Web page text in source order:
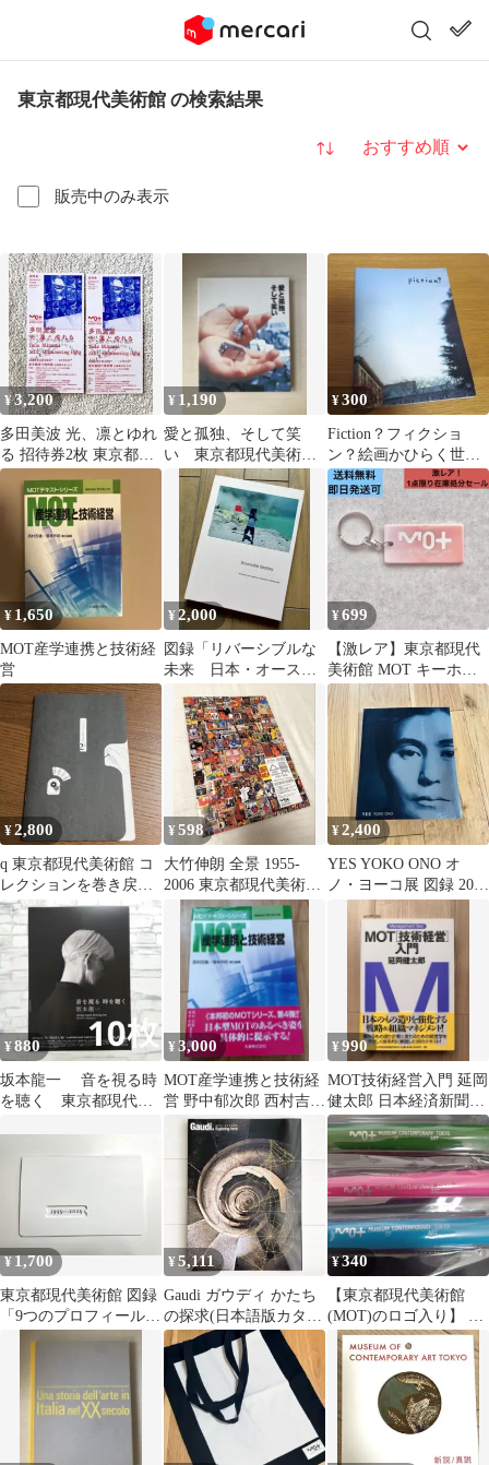
東京都現代美術館 の検索結果
販売中のみ表示
並び替え
¥3,200
多田美波 光、凛とゆれ
る 招待券2枚 東京都現
代美術館 彫刻
¥ 1,190
愛と孤独、そして笑
い 東京都現代美術
館 図録 2005年
¥300
Fiction？フィクショ
ン？絵画かひらく世
界 東京都現代美術館
¥ 1,650
MOT産学連携と技術経
営
¥ 2,000
図録「リバーシブルな
未来 日本・オースト
東京都写真美術館
¥699
【激レア】東京都現代
美術館 MOT キーホル
ダー
¥2,800
q 東京都現代美術館 コ
レクションを巻き戻す
2nd 図録 2022 非売品
¥598
大竹伸朗 全景 1955-
2006 東京都現代美術館
A4判 チラシ フライヤ
¥2,400
YES YOKO ONO オ
ノ・ヨーコ展 図録 2004
東京都現代美術館
¥880
坂本龍一 音を視る時
を聴く 東京都現代美
¥3,000
MOT産学連携と技術経
営 野中郁次郎 西村吉雄
塚本芳昭
¥990
MOT技術経営入門 延岡
健太郎 日本経済新聞出
版社
¥1,700
東京都現代美術館 図録
「9つのプロフィール
¥5,111
Gaudi ガウディ かたち
の探求(日本語版カタロ
グ) 東京都現代美術館
¥340
【東京都現代美術館
(MOT)のロゴ入り】 三
菱鉛筆ダーマトグラフ
7600 3色